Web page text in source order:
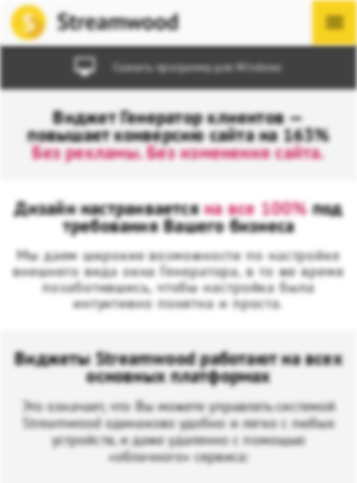
Скачать программу для Windows
Виджет Генератор клиентов —
повышает конверсию сайта на 163%
Без рекламы. Без изменения сайта.
Дизайн настраиваетсяна все 100%под
требования Вашего бизнеса
Мы даем широкие возможности по настройке
внешнего вида окна Генератора, в то же время
позаботившись, чтобы настройка была
интуитивно понятна и проста.
Виджеты Streamwood работают на всех
основных платформах
Это означает, что Вы можете управлять системой
Streamwood одинаково удобно и легко с любых
устройств, и даже удаленно с помощью
«облачного» сервиса: